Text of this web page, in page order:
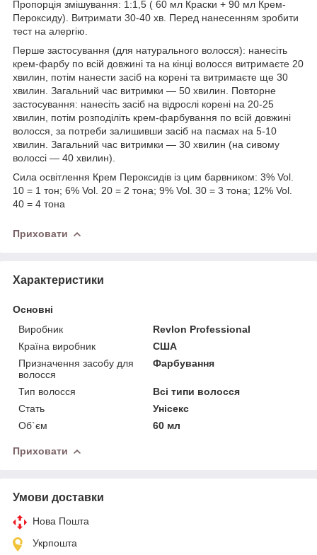
Пропорція змішування: 1:1,5 ( 60 мл Краски + 90 мл Крем-
Пероксиду). Витримати 30-40 хв. Перед нанесенням зробити
тест на алергію.
Перше застосування (для натурального волосся): нанесіть
крем-фарбу по всій довжині та на кінці волосся витримаєте 20
хвилин, потім нанести засіб на корені та витримаєте ще 30
хвилин. Загальний час витримки — 50 хвилин. Повторне
застосування: нанесіть засіб на відрослі корені на 20-25
хвилин, потім розподіліть крем-фарбування по всій довжині
волосся, за потреби залишивши засіб на пасмах на 5-10
хвилин. Загальний час витримки — 30 хвилин (на сивому
волоссі — 40 хвилин).
Сила освітлення Крем Пероксидів із цим барвником: 3% Vol.
10 = 1 тон; 6% Vol. 20 = 2 тона; 9% Vol. 30 = 3 тона; 12% Vol.
40 = 4 тона
Приховати
Характеристики
Основні
Виробник
Revlon Professional
Країна виробник
США
Призначення засобу для
волосся
Фарбування
Тип волосся
Всі типи волосся
Стать
Унісекс
Об`єм
60 мл
Приховати
Умови доставки
Нова Пошта
Укрпошта